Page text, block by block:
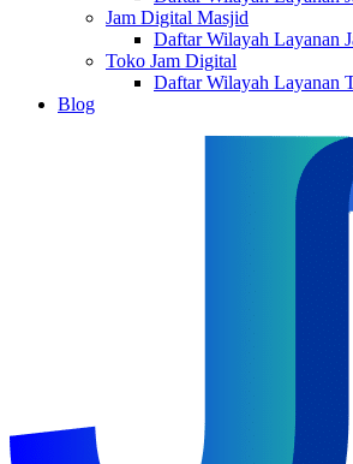
Jam Digital Masjid
Daftar Wilayah Layanan
Toko Jam Digital
Daftar Wilayah Layanan
Blog